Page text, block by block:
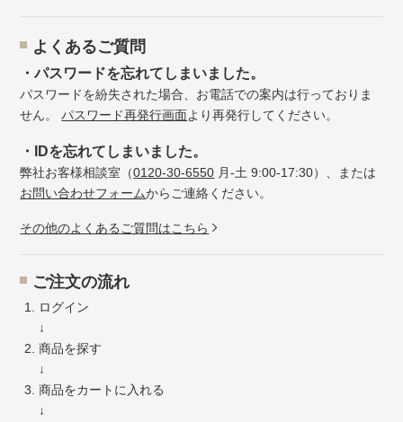
よくあるご質問
・パスワードを忘れてしまいました。
パスワードを紛失された場合、お電話での案内は行っておりま
せん。パスワード再発行画面より再発行してください。
・IDを忘れてしまいました。
弊社お客様相談室（0120-30-6550 月-土 9:00-17:30）、または
お問い合わせフォームからご連絡ください。
その他のよくあるご質問はこちら
ご注文の流れ
ログイン
↓
商品を探す
↓
商品をカートに入れる
↓